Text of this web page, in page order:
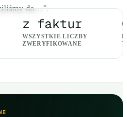
do…".
z faktur
WSZYSTKIE LICZBY
ZWERYFIKOWANE